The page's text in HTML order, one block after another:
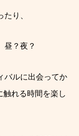
り、
昼？夜？
バルに出会ってか
触れる時間を楽し